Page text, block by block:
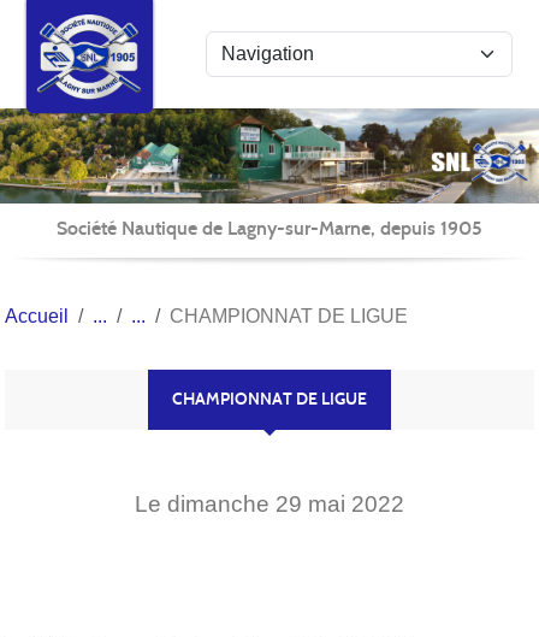
Société Nautique de Lagny-sur-Marne, depuis 1905
Accueil CHAMPIONNAT DE LIGUE
CHAMPIONNAT DE LIGUE
Le dimanche 29 mai 2022
Panneau de gestion des cookies